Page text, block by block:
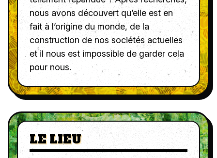
nous avons découvert qu’elle est en
fait à l’origine du monde, de la
construction de nos sociétés actuelles
et il nous est impossible de garder cela
pour nous.
LE LIEU